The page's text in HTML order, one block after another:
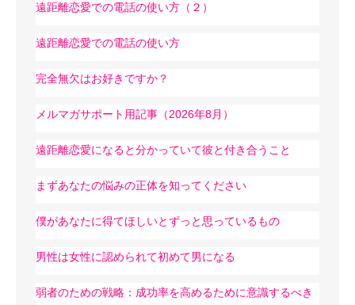
遠距離恋愛での電話の使い方（２）
遠距離恋愛での電話の使い方
完全無欠はお好きですか？
メルマガサポート用記事（2026年8月）
遠距離恋愛になると分かっていて彼と付き合うこと
まずあなたの悩みの正体を知ってください
僕があなたに得てほしいとずっと思っているもの
男性は女性に認められて初めて男になる
弱者のための戦略：成功率を高めるために意識するべき